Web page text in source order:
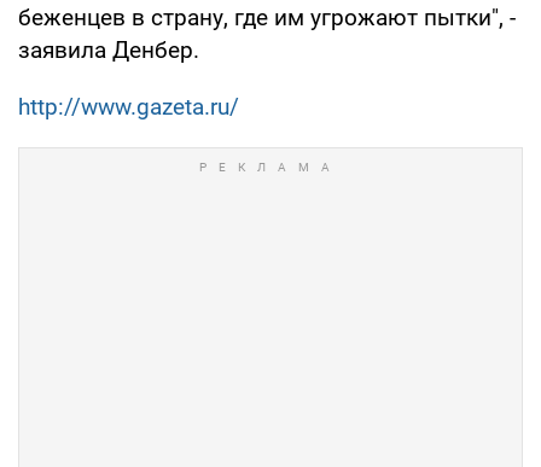
беженцев в страну, где им угрожают пытки", -
заявила Денбер.
http://www.gazeta.ru/